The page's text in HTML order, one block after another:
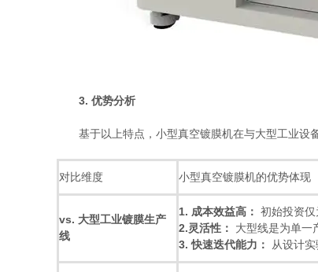
3. 优势分析
基于以上特点，小型真空镀膜机在与大型工业设备
对比维度 小型真空镀膜机的优势体现
vs. 大型工业镀膜生产
线
1. 成本效益高：
初始投资
2.灵活性：
大型线是为单
3. 快速迭代能力：
从设计